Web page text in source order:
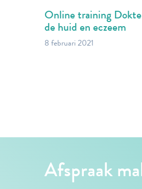
Online training
de huid en eczeem
8 februari 2021
Afspraak